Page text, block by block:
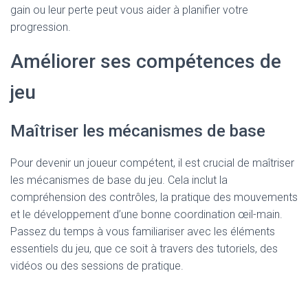
gain ou leur perte peut vous aider à planifier votre
progression.
Améliorer ses compétences de
jeu
Maîtriser les mécanismes de base
Pour devenir un joueur compétent, il est crucial de maîtriser
les mécanismes de base du jeu. Cela inclut la
compréhension des contrôles, la pratique des mouvements
et le développement d’une bonne coordination œil-main.
Passez du temps à vous familiariser avec les éléments
essentiels du jeu, que ce soit à travers des tutoriels, des
vidéos ou des sessions de pratique.